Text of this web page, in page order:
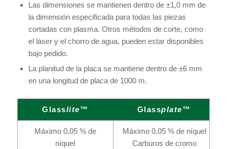
Las dimensiones se mantienen dentro de ±1,0 mm de
la dimensión especificada para todas las piezas
cortadas con plasma. Otros métodos de corte, como
el láser y el chorro de agua, pueden estar disponibles
bajo pedido.
La planitud de la placa se mantiene dentro de ±6 mm
en una longitud de placa de 1000 m.
Glasslite™ Glassplate™
Máximo 0,05 % de
níquel
Máximo 0,05 % de níquel
Carburos de cromo